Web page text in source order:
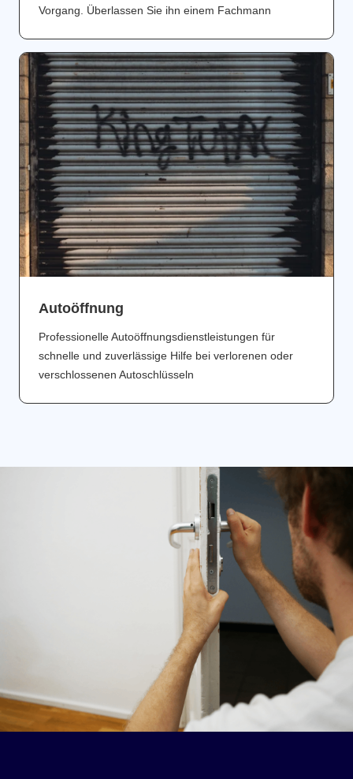
Vorgang. Überlassen Sie ihn einem Fachmann
Аutoöffnung
Professionelle Autoöffnungsdienstleistungen für
schnelle und zuverlässige Hilfe bei verlorenen oder
verschlossenen Autoschlüsseln